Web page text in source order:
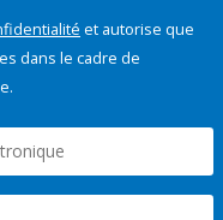
et autorise que
dans le cadre de